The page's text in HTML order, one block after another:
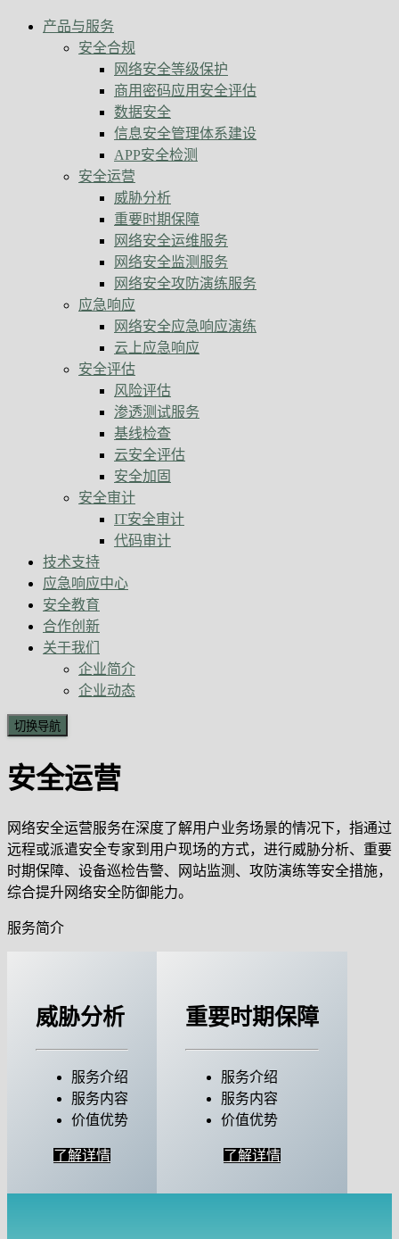
产品与服务
安全合规
网络安全等级保护
商用密码应用安全评估
数据安全
信息安全管理体系建设
APP安全检测
安全运营
威胁分析
重要时期保障
网络安全运维服务
网络安全监测服务
网络安全攻防演练服务
应急响应
网络安全应急响应演练
云上应急响应
安全评估
风险评估
渗透测试服务
基线检查
云安全评估
安全加固
安全审计
IT安全审计
代码审计
技术支持
应急响应中心
安全教育
合作创新
关于我们
企业简介
企业动态
切换导航
安全运营
网络安全运营服务在深度了解用户业务场景的情况下，指通过
远程或派遣安全专家到用户现场的方式，进行威胁分析、重要
时期保障、设备巡检告警、网站监测、攻防演练等安全措施，
综合提升网络安全防御能力。
服务简介
威胁分析
服务介绍
服务内容
价值优势
了解详情
重要时期保障
服务介绍
服务内容
价值优势
了解详情